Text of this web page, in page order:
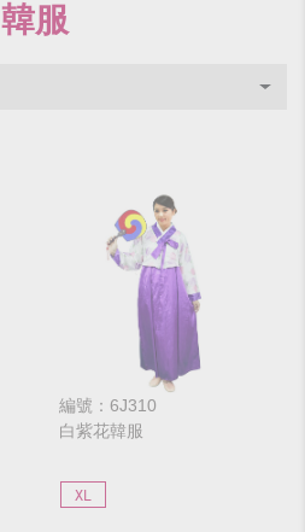
韓服
編號：6J310
白紫花韓服
XL